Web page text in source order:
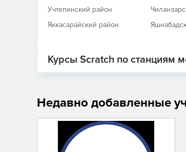
Учтепинский район
Яккасарайский район
Курсы Scratch по станциям
Недавно добавленные